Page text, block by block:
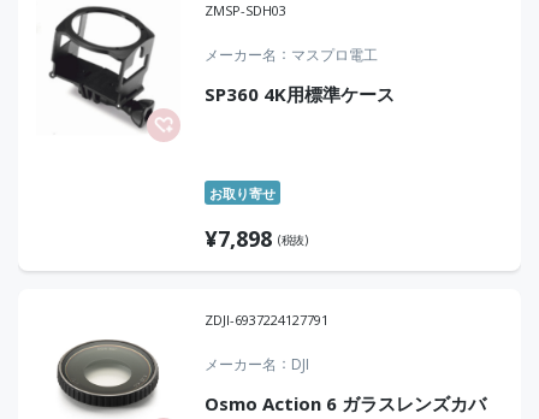
ZMSP-SDH03
メーカー名 マスプロ電工
SP360 4K用標準ケース
お取り寄せ
¥7,898 (税抜)
ZDJI-6937224127791
メーカー名 DJI
Osmo Action 6 ガラスレンズカバ